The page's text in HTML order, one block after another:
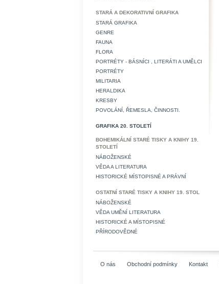
STARÁ A DEKORATIVNÍ GRAFIKA
STARÁ GRAFIKA
GENRE
FAUNA
FLORA
PORTRÉTY - BÁSNÍCI , LITERÁTI A UMĚLCI
PORTRÉTY
MILITARIA
HERALDIKA
KRESBY
POVOLÁNÍ, ŘEMESLA, ČINNOSTI.
GRAFIKA 20. STOLETÍ
BOHEMIKÁLNÍ STARÉ TISKY A KNIHY 19.
STOLETÍ
NÁBOŽENSKÉ
VĚDA A LITERATURA
HISTORICKÉ MÍSTOPISNÉ A PRÁVNÍ
OSTATNÍ STARÉ TISKY A KNIHY 19. STOL
NÁBOŽENSKÉ
VĚDA UMĚNÍ LITERATURA
HISTORICKÉ A MÍSTOPISNÉ
PŘÍRODOVĚDNÉ
O nás Obchodní podmínky Kontakt